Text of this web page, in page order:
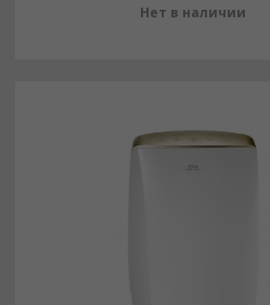
Нет в наличии